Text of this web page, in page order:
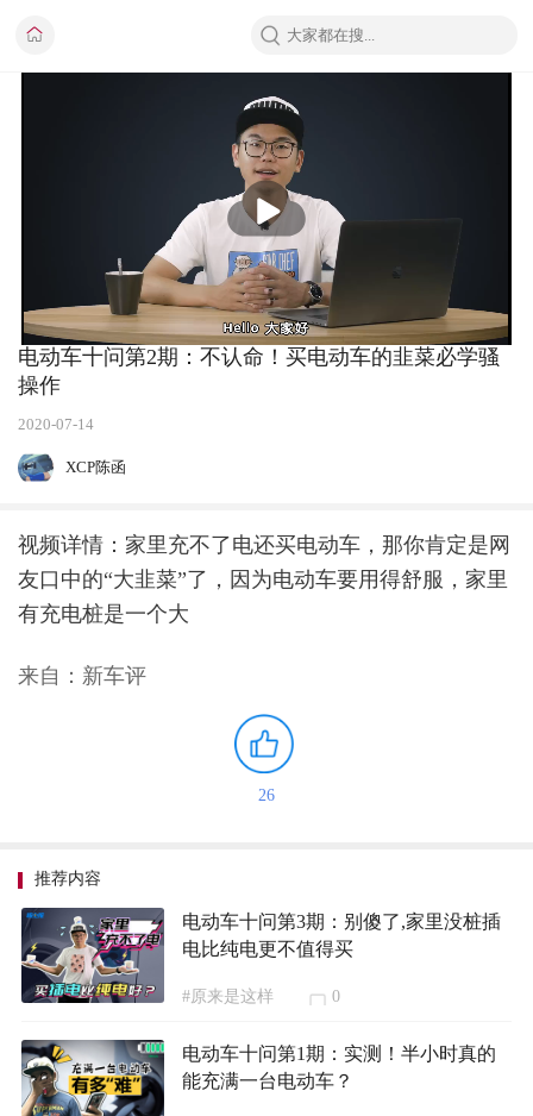
播
放
电动车十问第2期：不认命！买电动车的韭菜必学骚
操作
2020-07-14
XCP陈函
视频详情：家里充不了电还买电动车，那你肯定是网
友口中的“大韭菜”了，因为电动车要用得舒服，家里
有充电桩是一个大
来自：新车评
26
推荐内容
电动车十问第3期：别傻了,家里没桩插
电比纯电更不值得买
#原来是这样 0
电动车十问第1期：实测！半小时真的
能充满一台电动车？